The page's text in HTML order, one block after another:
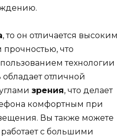
, то он отличается высоким
прочностью, что
технологии
обладает отличной
зрения, что делает
комфортным при
Вы также можете
работает с большими